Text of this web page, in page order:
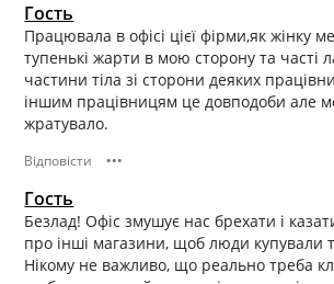
Гость
Працювала в офісі цієї фірми,як жінку
тупенькі жарти в мою сторону та часті
частини тіла зі сторони деяких
іншим працівницям це довподоби але
жратувало.
Відповісти •••
Гость
Безлад! Офіс змушує нас брехати і
про інші магазини, щоб люди купували
Нікому не важливо, що реально треба